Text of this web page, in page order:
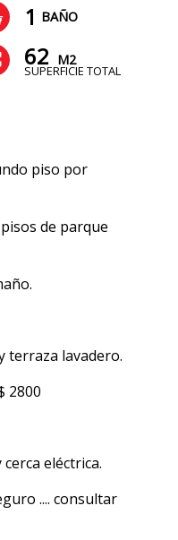
1 BAÑO
62 M2
SUPERFICIE TOTAL
piso por
de parque
terraza lavadero.
2800
eléctrica.
.... consultar